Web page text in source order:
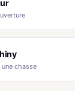
chasse